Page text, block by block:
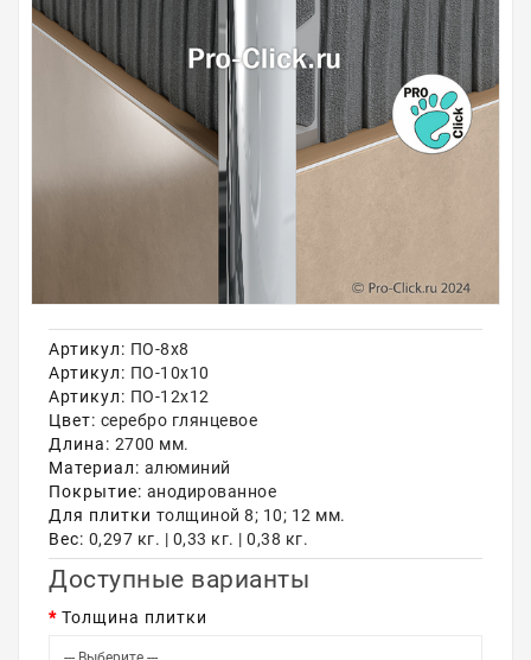
Алюминиевые профили
Крепёж и крепления
Садовая мебель
Акции
Артикул: ПО-8х8
Артикул: ПО-10х10
Артикул: ПО-12х12
Цвет: серебро глянцевое
Длина: 2700 мм.
Материал: алюминий
Покрытие: анодированное
Для плитки толщиной 8; 10; 12 мм.
Вес: 0,297 кг. | 0,33 кг. | 0,38 кг.
Доступные варианты
Толщина плитки